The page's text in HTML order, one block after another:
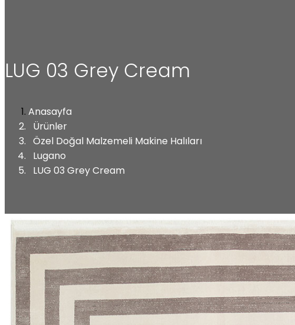
LUG 03 Grey Cream
Anasayfa
Ürünler
Özel Doğal Malzemeli Makine Halıları
Lugano
LUG 03 Grey Cream